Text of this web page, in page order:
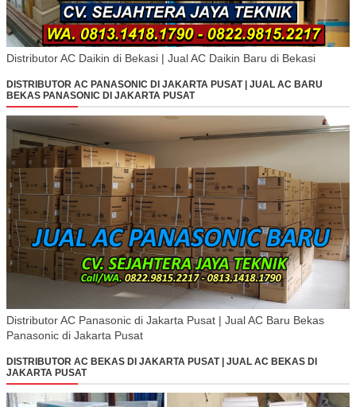
Distributor AC Daikin di Bekasi | Jual AC Daikin Baru di Bekasi
DISTRIBUTOR AC PANASONIC DI JAKARTA PUSAT | JUAL AC BARU
BEKAS PANASONIC DI JAKARTA PUSAT
Distributor AC Panasonic di Jakarta Pusat | Jual AC Baru Bekas
Panasonic di Jakarta Pusat
DISTRIBUTOR AC BEKAS DI JAKARTA PUSAT | JUAL AC BEKAS DI
JAKARTA PUSAT